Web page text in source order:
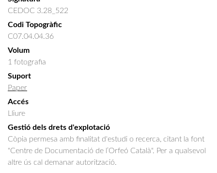
CEDOC 3.28_522
Codi Topogràfic
C07.04.04.36
Volum
1 fotografia
Suport
Paper
Accés
Lliure
Gestió dels drets d'explotació
Còpia permesa amb finalitat d'estudi o recerca, citant la font
"Centre de Documentació de l’Orfeó Català". Per a qualsevol
altre ús cal demanar autorització.